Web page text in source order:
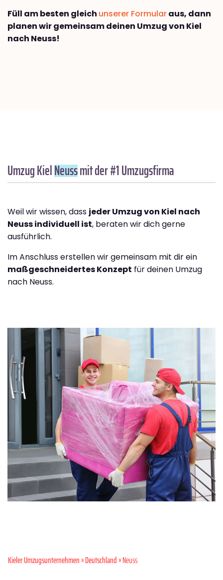
Füll am besten gleich unserer Formularaus, dann
planen wir gemeinsam deinen Umzug von Kiel
nach Neuss!
Umzug KielNeussmit der #1 Umzugsfirma
Weil wir wissen, dass jeder Umzug von Kiel nach
Neuss individuell ist, beraten wir dich gerne
ausführlich.
Im Anschluss erstellen wir gemeinsam mit dir ein
maßgeschneidertes Konzept für deinen Umzug
nach Neuss.
Kieler Umzugsunternehmen»Deutschland» Neuss